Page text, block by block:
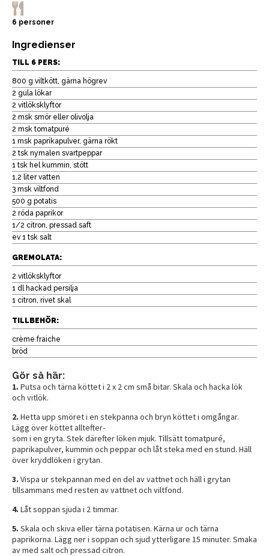
6 personer
Ingredienser
TILL 6 PERS:
800 g viltkött, gärna högrev
2 gula lökar
2 vitlöksklyftor
2 msk smör eller olivolja
2 msk tomatpuré
1 msk paprikapulver, gärna rökt
2 tsk nymalen svartpeppar
1 tsk hel kummin, stött
1,2 liter vatten
3 msk viltfond
500 g potatis
2 röda paprikor
1/2 citron, pressad saft
ev 1 tsk salt
GREMOLATA:
2 vitlöksklyftor
1 dl hackad persilja
1 citron, rivet skal
TILLBEHÖR:
crème fraiche
bröd
Gör så här:
1. Putsa och tärna köttet i 2 x 2 cm små bitar. Skala och hacka lök
och vitlök.
2. Hetta upp smöret i en stekpanna och bryn köttet i omgångar.
Lägg över köttet alltefter-
som i en gryta. Stek därefter löken mjuk. Tillsätt tomatpuré,
paprikapulver, kummin och peppar och låt steka med en stund. Häll
över kryddlöken i grytan.
3. Vispa ur stekpannan med en del av vattnet och häll i grytan
tillsammans med resten av vattnet och viltfond.
4. Låt soppan sjuda i 2 timmar.
5. Skala och skiva eller tärna potatisen. Kärna ur och tärna
paprikorna. Lägg ner i soppan och sjud ytterligare 15 minuter. Smaka
av med salt och pressad citron.